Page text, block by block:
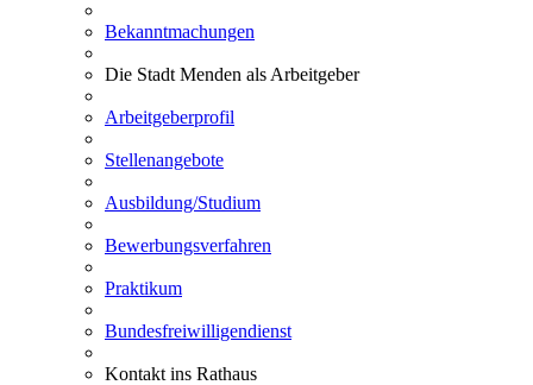
Bekanntmachungen
Die Stadt Menden als Arbeitgeber
Arbeitgeberprofil
Stellenangebote
Ausbildung/Studium
Bewerbungsverfahren
Praktikum
Bundesfreiwilligendienst
Kontakt ins Rathaus